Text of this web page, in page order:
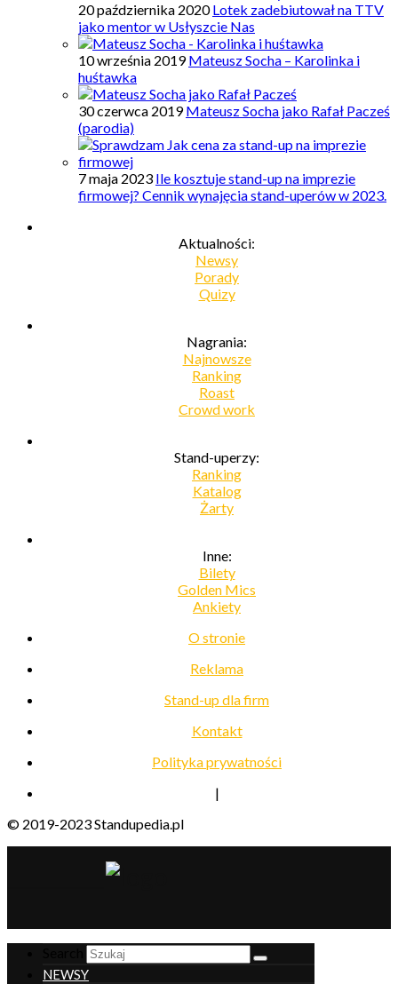
20 października 2020 Lotek zadebiutował na TTV
jako mentor w Usłyszcie Nas
10 września 2019 Mateusz Socha – Karolinka i
huśtawka
30 czerwca 2019 Mateusz Socha jako Rafał Pacześ
(parodia)
7 maja 2023 Ile kosztuje stand-up na imprezie
firmowej? Cennik wynajęcia stand-uperów w 2023.
Aktualności:
Newsy
Porady
Quizy
Nagrania:
Najnowsze
Ranking
Roast
Crowd work
Stand-uperzy:
Ranking
Katalog
Żarty
Inne:
Bilety
Golden Mics
Ankiety
O stronie
Reklama
Stand-up dla firm
Kontakt
Polityka prywatności
|
© 2019-2023 Standupedia.pl
NEWSY